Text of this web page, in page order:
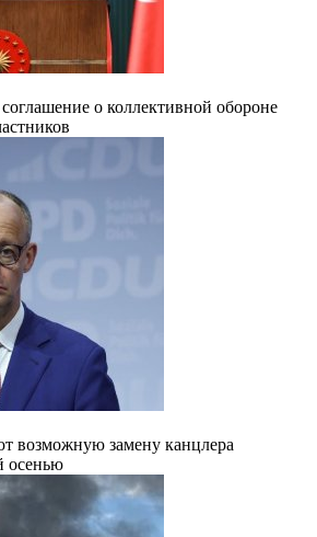
о коллективной обороне
возможную замену канцлера
осенью